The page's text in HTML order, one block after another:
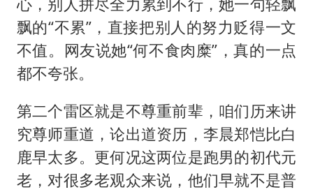
飘的“不累”，直接把别人的努力贬得一文
不值。网友说她“何不食肉糜”，真的一点
都不夸张。
第二个雷区就是不尊重前辈，咱们历来讲
究尊师重道，论出道资历，李晨郑恺比白
鹿早太多。更何况这两位是跑男的初代元
老，对很多老观众来说，他们早就不是普